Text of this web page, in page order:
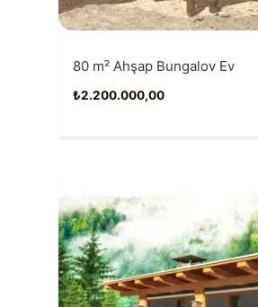
80 m² Ahşap Bungalov Ev
₺2.200.000,00